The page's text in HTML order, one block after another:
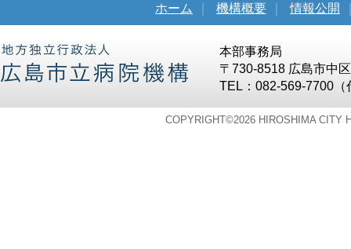
ホーム 機構概要 情報公開
本部事務局
〒730-8518 広島市中
TEL：082-569-7700
COPYRIGHT©2026 HIROSHIMA CITY